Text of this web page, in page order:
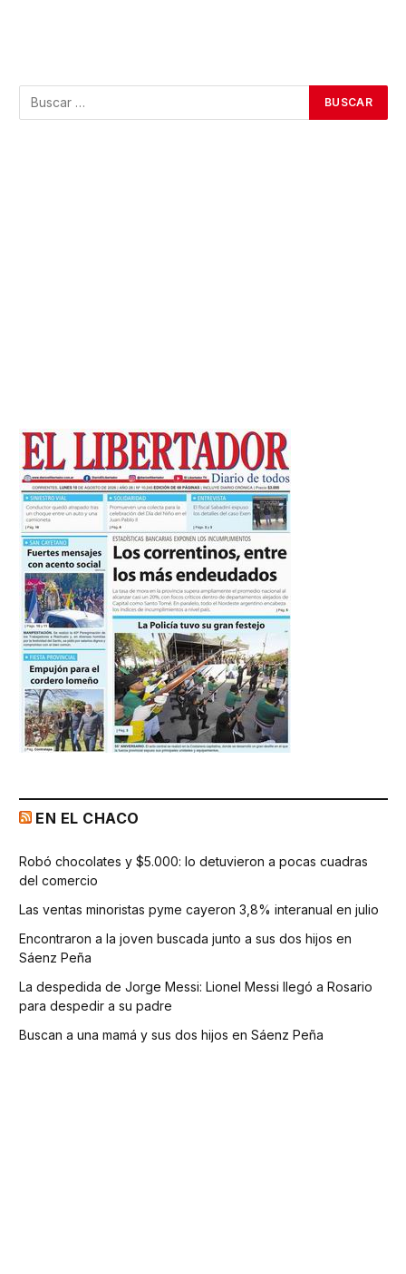
EN EL CHACO
Robó chocolates y $5.000: lo detuvieron a pocas cuadras
del comercio
Las ventas minoristas pyme cayeron 3,8% interanual en julio
Encontraron a la joven buscada junto a sus dos hijos en
Sáenz Peña
La despedida de Jorge Messi: Lionel Messi llegó a Rosario
para despedir a su padre
Buscan a una mamá y sus dos hijos en Sáenz Peña